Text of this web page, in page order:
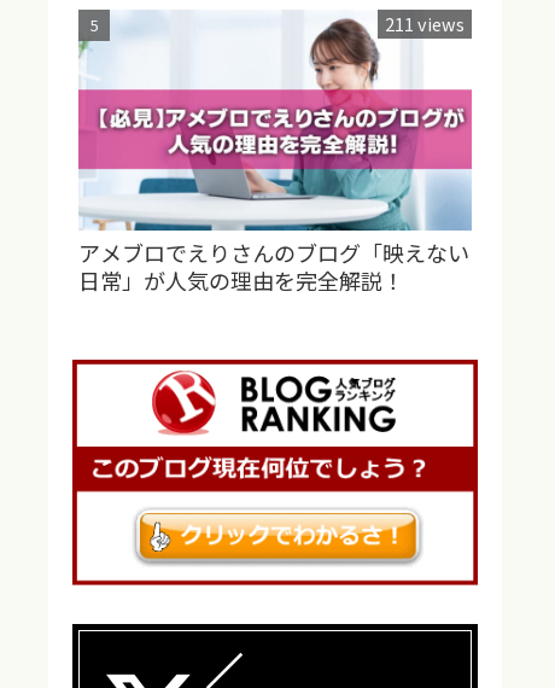
アメブロでえりさんのブログ「映えない
日常」が人気の理由を完全解説！
211 views